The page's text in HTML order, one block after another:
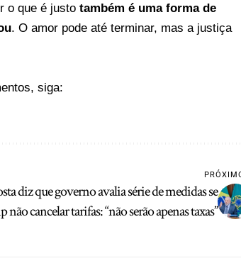
o que é justotambém é uma forma de
. O amor pode até terminar, mas a justiça
siga:
diz que governo avalia série de medidas se
não cancelar tarifas: “não serão apenas taxas”